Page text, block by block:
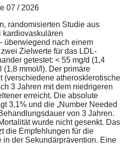
07 / 2026
randomisierten Studie aus
kardiovaskulären
überwiegend nach einem
Zielwerte für das LDL-
getestet: < 55 mg/d (1,4
(1,8 mmol/l). Der primäre
(verschiedene atherosklerotische
3 Jahren mit dem niedrigeren
erreicht. Die absolute
3,1% und die „Number Needed
von 3 Jahren.
wurde nicht gesenkt. Das
die Empfehlungen für die
in der Sekundärprävention. Eine